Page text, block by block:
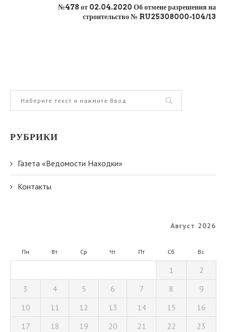
№478 от 02.04.2020 Об отмене разрешения на
строительство № RU25308000-104/13
РУБРИКИ
Газета «Ведомости Находки»
Контакты
Август 2026
Пн Вт Ср Чт Пт Сб Вс
1
2
3
4 5 6 7 8
9
10
11 12 13 14 15
16
17
18 19 20 21 22
23